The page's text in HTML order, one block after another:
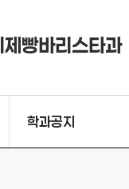
빵바리스타과
학과공지